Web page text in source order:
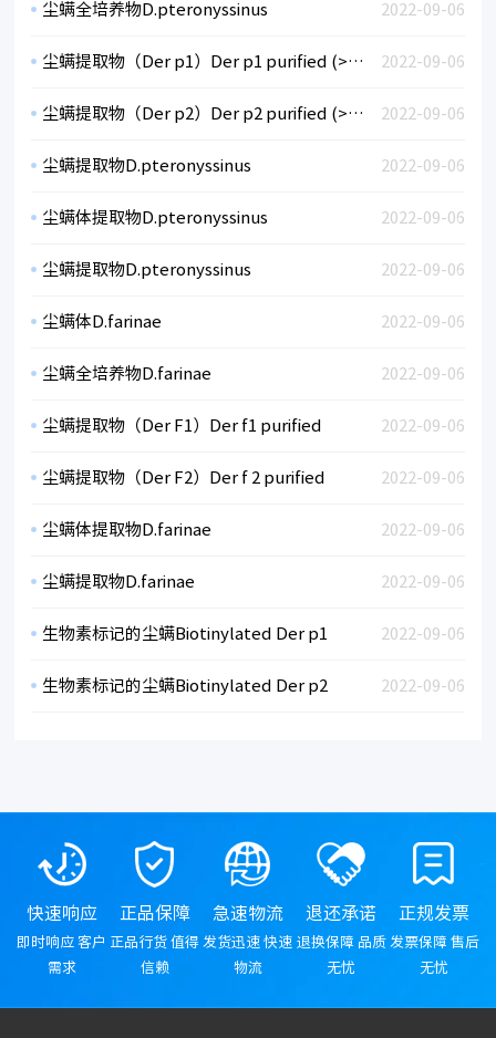
2022-09-06
尘螨全培养物D.pteronyssinus
2022-09-06
尘螨提取物（Der p1）Der p1 purified (>95%)
2022-09-06
尘螨提取物（Der p2）Der p2 purified (>95%)
2022-09-06
尘螨提取物D.pteronyssinus
2022-09-06
尘螨体提取物D.pteronyssinus
2022-09-06
尘螨提取物D.pteronyssinus
2022-09-06
尘螨体D.farinae
2022-09-06
尘螨全培养物D.farinae
2022-09-06
尘螨提取物（Der F1）Der f1 purified
2022-09-06
尘螨提取物（Der F2）Der f 2 purified
2022-09-06
尘螨体提取物D.farinae
2022-09-06
尘螨提取物D.farinae
2022-09-06
生物素标记的尘螨Biotinylated Der p1
2022-09-06
生物素标记的尘螨Biotinylated Der p2
快速响应
即时响应 客户
需求
正品保障
正品行货 值得
信赖
急速物流
发货迅速 快速
物流
退还承诺
退换保障 品质
无忧
正规发票
发票保障 售后
无忧